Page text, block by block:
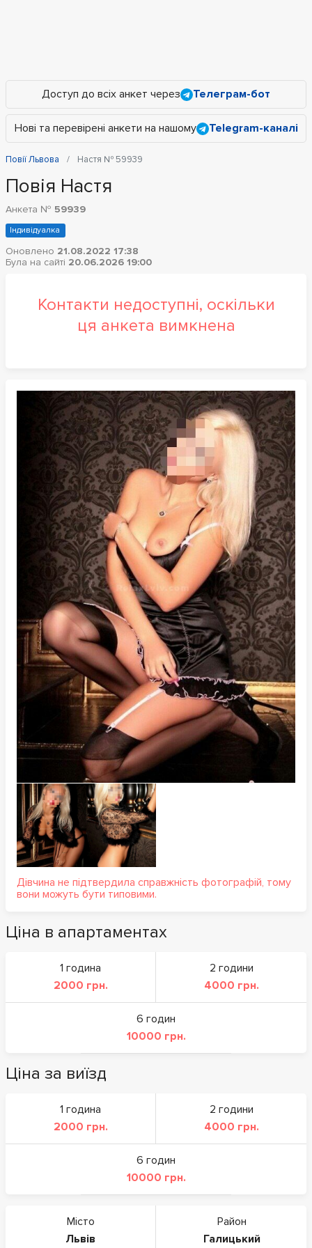
Доступ до всіх анкет через Телеграм-бот
Нові та перевірені анкети на нашому Telegram-каналі
Повії Львова Настя № 59939
Повія Настя
Анкета № 59939
Індивідуалка
Оновлено 21.08.2022 17:38
Була на сайті 20.06.2026 19:00
Контакти недоступні, оскільки
ця анкета вимкнена
Дівчина не підтвердила справжність фотографій, тому
вони можуть бути типовими.
Ціна в апартаментах
1 година
2000 грн.
2 години
4000 грн.
6 годин
10000 грн.
Ціна за виїзд
1 година
2000 грн.
2 години
4000 грн.
6 годин
10000 грн.
Місто
Львів
Район
Галицький